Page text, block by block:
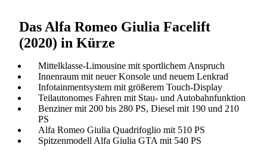
Das Alfa Romeo Giulia Facelift
(2020) in Kürze
Mittelklasse-Limousine mit sportlichem Anspruch
Innenraum mit neuer Konsole und neuem Lenkrad
Infotainmentsystem mit größerem Touch-Display
Teilautonomes Fahren mit Stau- und Autobahnfunktion
Benziner mit 200 bis 280 PS, Diesel mit 190 und 210
PS
Alfa Romeo Giulia Quadrifoglio mit 510 PS
Spitzenmodell Alfa Giulia GTA mit 540 PS